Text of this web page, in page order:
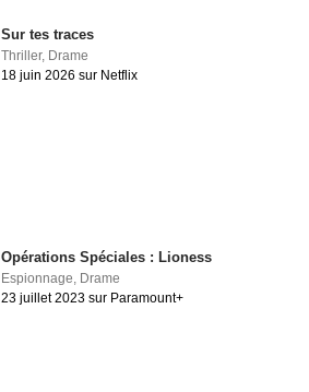
Sur tes traces
Thriller, Drame
18 juin 2026 sur Netflix
Opérations Spéciales : Lioness
Espionnage Drame
23 juillet 2023 sur Paramount+